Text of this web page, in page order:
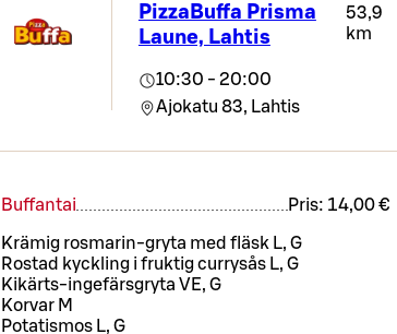
PizzaBuffa Prisma
Laune, Lahtis
53,9
km
10:30 - 20:00
Ajokatu 83, Lahtis
Buffantai Pris: 14,00 €
Krämig rosmarin-gryta med fläsk L, G
Rostad kyckling i fruktig currysås L, G
Kikärts-ingefärsgryta VE, G
Korvar M
Potatismos L, G